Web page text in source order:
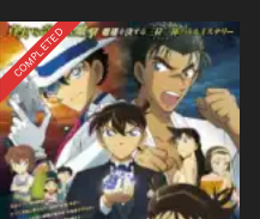
COMPLETED